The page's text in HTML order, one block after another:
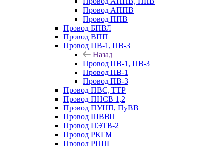
Провод АППВ
Провод ППВ
Провод БПВЛ
Провод ВПП
Провод ПВ-1, ПВ-3
Назад
Провод ПВ-1, ПВ-3
Провод ПВ-1
Провод ПВ-3
Провод ПВС, ТТР
Провод ПНСВ 1,2
Провод ПУНП, ПуВВ
Провод ШВВП
Провод ПЭТВ-2
Провод РКГМ
Провод РПШ